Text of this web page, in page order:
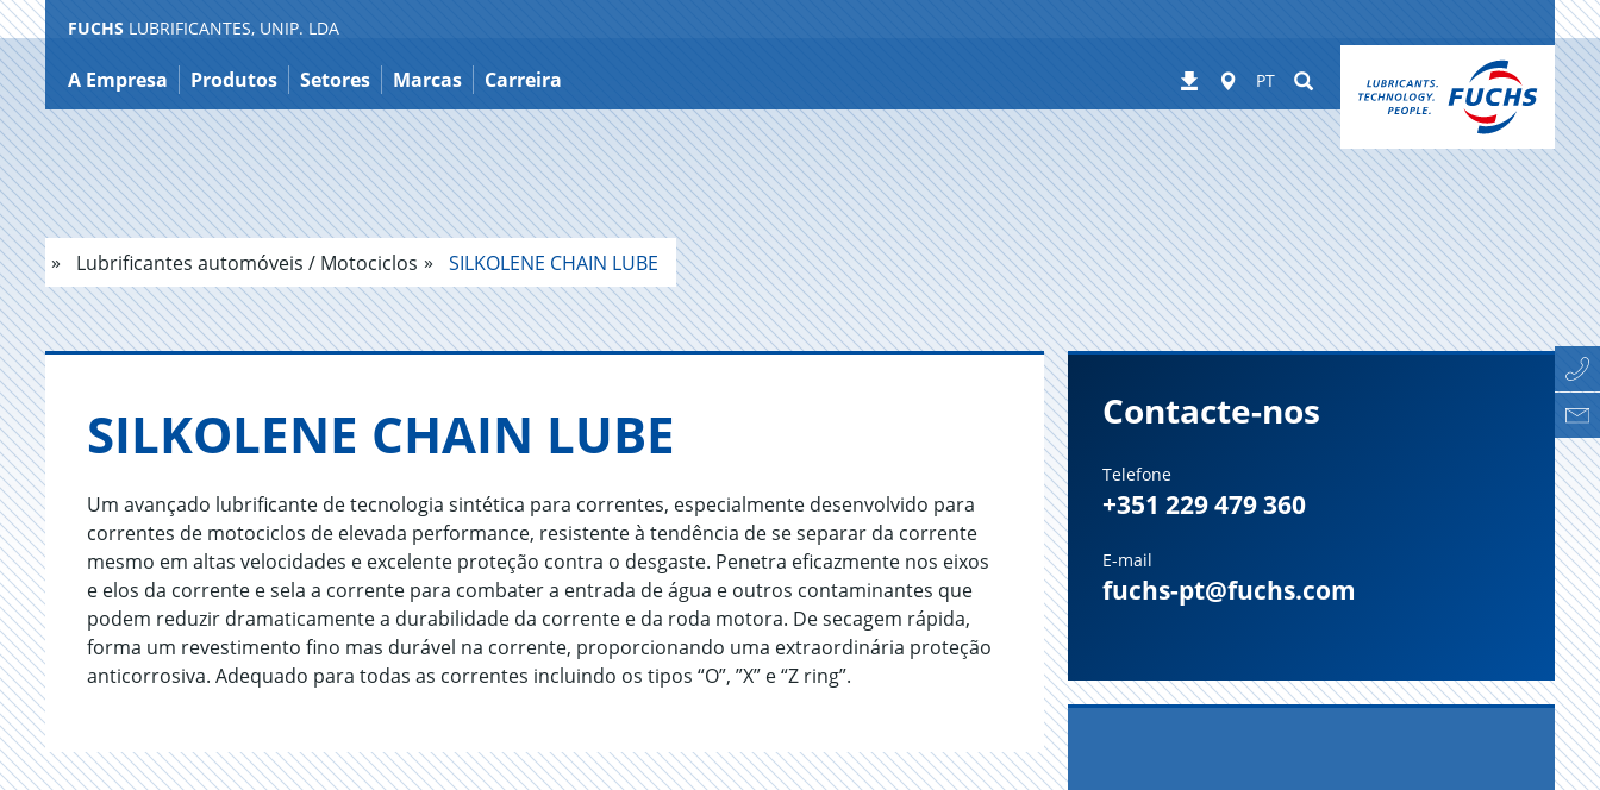
Ir
para
o
conteúdo
FUCHS LUBRIFICANTES, UNIP. LDA
A Empresa Produtos Setores Marcas Carreira Downloads
Worldwide
PT Suchen
Lubrificantes automóveis / Motociclos SILKOLENE CHAIN LUBE
SILKOLENE CHAIN LUBE
Um avançado lubrificante de tecnologia sintética para correntes, especialmente desenvolvido para
correntes de motociclos de elevada performance, resistente à tendência de se separar da corrente
mesmo em altas velocidades e excelente proteção contra o desgaste. Penetra eficazmente nos eixos
e elos da corrente e sela a corrente para combater a entrada de água e outros contaminantes que
podem reduzir dramaticamente a durabilidade da corrente e da roda motora. De secagem rápida,
forma um revestimento fino mas durável na corrente, proporcionando uma extraordinária proteção
anticorrosiva. Adequado para todas as correntes incluindo os tipos “O”, ”X” e “Z ring”.
Contacte-nos
Telefone
+351 229 479 360
E-mail
fuchs-pt@fuchs.com